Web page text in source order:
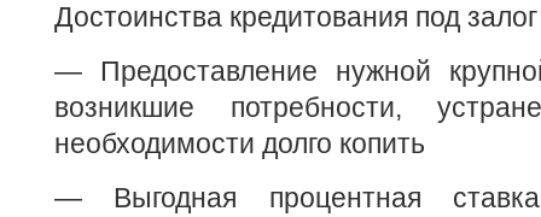
Достоинства кредитования под
— Предоставление нужной
возникшие потребности,
необходимости долго копить
— Выгодная процентная